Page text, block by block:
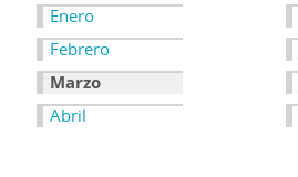
Enero
Febrero
Marzo
Abril